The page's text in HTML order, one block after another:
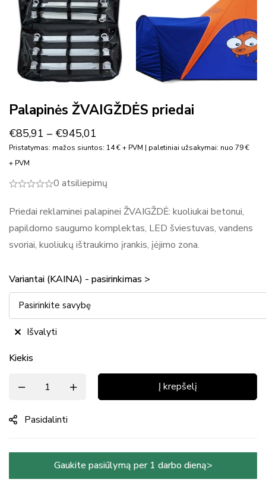
Palapinės ŽVAIGŽDĖS priedai
€85,91 – €945,01
Pristatymas: mažos siuntos: 14 € + PVM | paletiniai užsakymai: nuo 79 €
+ PVM
0 atsiliepimų
Priedai reklaminei palapinei ŽVAIGŽDĖ: kuoliukai betonui,
papildomo saugumo komplektas, LED šviestuvas, vandens
svoriai, kuoliukų ištraukimo įrankis, įėjimo zona.
Variantai (KAINA) - pasirinkimas >
Išvalyti
Kiekis
Į krepšelį
Pasidalinti
Gaukite pasiūlymą per 1 darbo dieną>